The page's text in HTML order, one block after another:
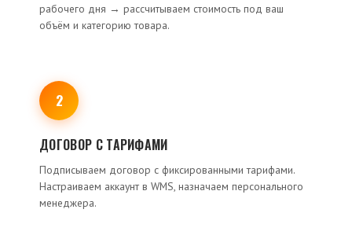
рабочего дня → рассчитываем стоимость под ваш
объём и категорию товара.
2
ДОГОВОР С ТАРИФАМИ
Подписываем договор с фиксированными тарифами.
Настраиваем аккаунт в WMS, назначаем персонального
менеджера.